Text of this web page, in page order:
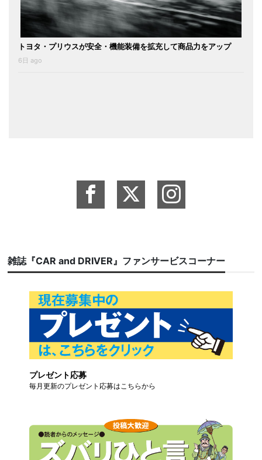
トヨタ・プリウスが安全・機能装備を拡充して商品力をアップ
6日 ago
雑誌『CAR and DRIVER』ファンサービスコーナー
プレゼント応募
毎月更新のプレゼント応募はこちらから